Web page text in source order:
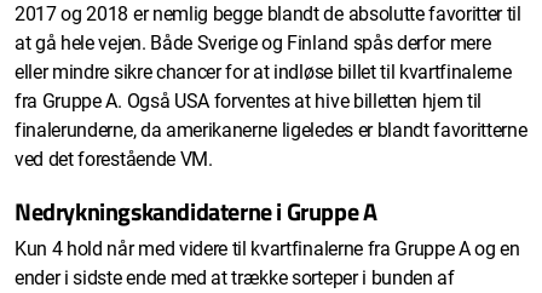
2017 og 2018 er nemlig begge blandt de absolutte favoritter til
at gå hele vejen. Både Sverige og Finland spås derfor mere
eller mindre sikre chancer for at indløse billet til kvartfinalerne
fra Gruppe A. Også USA forventes at hive billetten hjem til
finalerunderne, da amerikanerne ligeledes er blandt favoritterne
ved det forestående VM.
Nedrykningskandidaterne i Gruppe A
Kun 4 hold når med videre til kvartfinalerne fra Gruppe A og en
ender i sidste ende med at trække sorteper i bunden af